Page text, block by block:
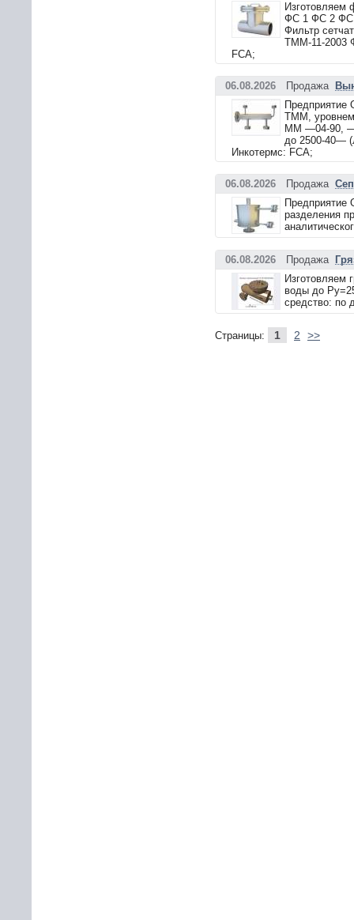
ФС 1 ФС 2 ФС
Фильтр
ТММ-11-2003
FCA;
06.08.2026 Продажа
ТММ,
ММ —04-90,
до 2500-40—
Инкотермс: FCA;
06.08.2026 Продажа
Предприятие
разделения
06.08.2026 Продажа
Изготовляем
воды до
средство: по
Страницы: 1 2 >>